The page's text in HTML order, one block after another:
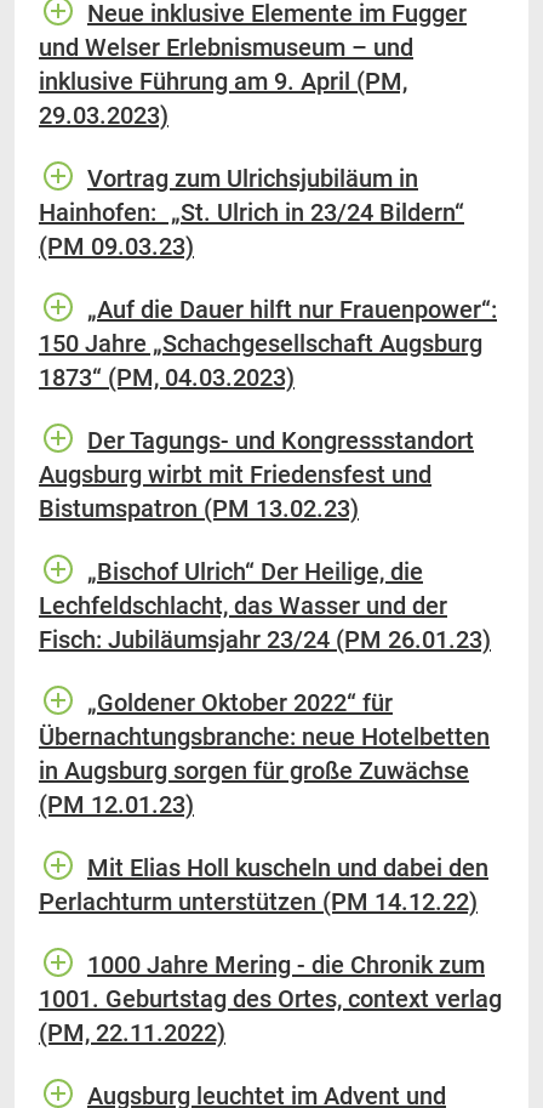
Neue inklusive Elemente im Fugger
und Welser Erlebnismuseum – und
inklusive Führung am 9. April (PM,
29.03.2023)
Vortrag zum Ulrichsjubiläum in
Hainhofen: „St. Ulrich in 23/24 Bildern“
(PM 09.03.23)
„Auf die Dauer hilft nur Frauenpower“:
150 Jahre „Schachgesellschaft Augsburg
1873“ (PM, 04.03.2023)
Der Tagungs- und Kongressstandort
Augsburg wirbt mit Friedensfest und
Bistumspatron (PM 13.02.23)
„Bischof Ulrich“ Der Heilige, die
Lechfeldschlacht, das Wasser und der
Fisch: Jubiläumsjahr 23/24 (PM 26.01.23)
„Goldener Oktober 2022“ für
Übernachtungsbranche: neue Hotelbetten
in Augsburg sorgen für große Zuwächse
(PM 12.01.23)
Mit Elias Holl kuscheln und dabei den
Perlachturm unterstützen (PM 14.12.22)
1000 Jahre Mering - die Chronik zum
1001. Geburtstag des Ortes, context verlag
(PM, 22.11.2022)
Augsburg leuchtet im Advent und